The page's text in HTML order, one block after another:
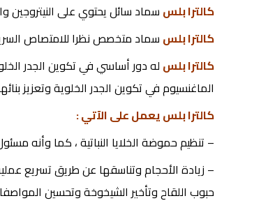
كالترا بلس سماد سائل يحتوي على النيتروجين
كالترا بلس سماد متخصص نظرا للامتصاص
كالترا بلس له دور أساسي في تكوين الجدر
الماغنسيوم في تكوين الجدر الخلوية وتعزيز
كالترا بلس يعمل على الآتي :
– تنظيم حموضة الخلايا النباتية ، كما وأنه
– زيادة الأحجام وتناسقها عن طريق تسريع
حبوب اللقاح وتأخير الشيخوخة وتحسين